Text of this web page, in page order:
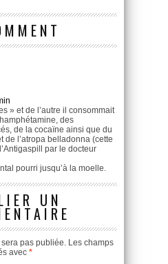
» et de l’autre il consommait
des
de la cocaïne ainsi que du
de l’atropa belladonna (cette
par le docteur
pourri jusqu’à la moelle.
UN
pas publiée. Les champs
avec *